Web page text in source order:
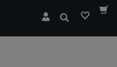
Pesquisar